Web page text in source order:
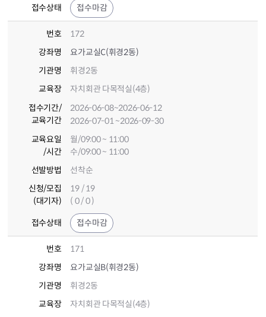
접수상태 접수마감
번호
172
강좌명
요가교실C(휘경2동)
기관명
휘경2동
교육장
자치회관 다목적실(4층)
접수기간/
교육기간
2026-06-08~2026-06-12
2026-07-01~2026-09-30
교육요일
/시간
월/09:00 ~ 11:00
수/09:00 ~ 11:00
선발방법
선착순
신청/모집
(대기자)
19 / 19
( 0 / 0 )
접수상태 접수마감
번호
171
강좌명
요가교실B(휘경2동)
기관명
휘경2동
교육장
자치회관 다목적실(4층)